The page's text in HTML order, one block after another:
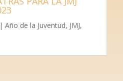
| Año de la Juventud, JMJ,